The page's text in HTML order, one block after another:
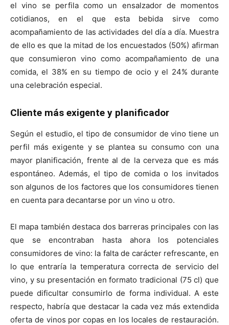
el vino se perfila como un ensalzador de momentos
cotidianos, en el que esta bebida sirve como
acompañamiento de las actividades del día a día. Muestra
de ello es que la mitad de los encuestados (50%) afirman
que consumieron vino como acompañamiento de una
comida, el 38% en su tiempo de ocio y el 24% durante
una celebración especial.
Cliente más exigente y planificador
Según el estudio, el tipo de consumidor de vino tiene un
perfil más exigente y se plantea su consumo con una
mayor planificación, frente al de la cerveza que es más
espontáneo. Además, el tipo de comida o los invitados
son algunos de los factores que los consumidores tienen
en cuenta para decantarse por un vino u otro.
El mapa también destaca dos barreras principales con las
que se encontraban hasta ahora los potenciales
consumidores de vino: la falta de carácter refrescante, en
lo que entraría la temperatura correcta de servicio del
vino, y su presentación en formato tradicional (75 cl) que
puede dificultar consumirlo de forma individual. A este
respecto, habría que destacar la cada vez más extendida
oferta de vinos por copas en los locales de restauración.